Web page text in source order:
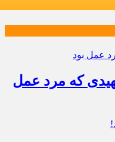
که مرد عمل